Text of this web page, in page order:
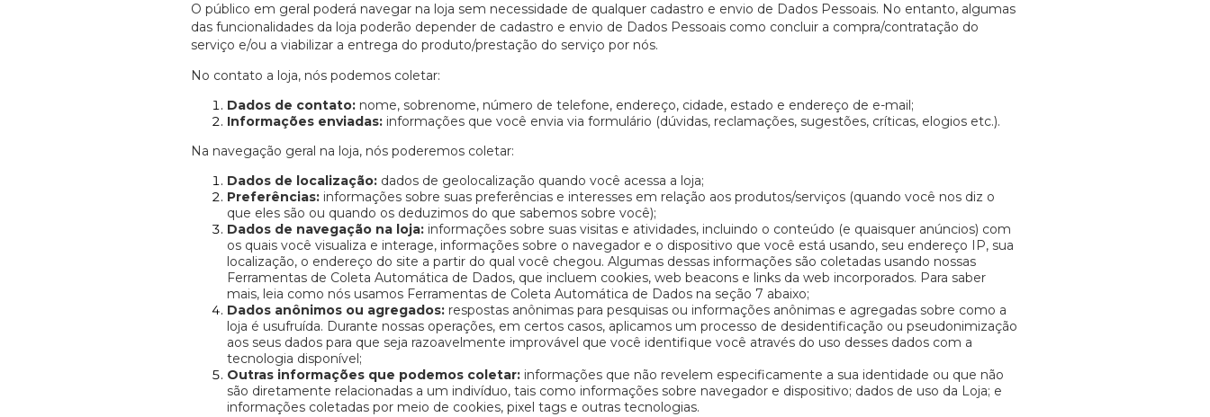
O público em geral poderá navegar na loja sem necessidade de qualquer cadastro e envio de Dados Pessoais. No entanto, algumas
das funcionalidades da loja poderão depender de cadastro e envio de Dados Pessoais como concluir a compra/contratação do
serviço e/ou a viabilizar a entrega do produto/prestação do serviço por nós.
No contato a loja, nós podemos coletar:
Dados de contato: nome, sobrenome, número de telefone, endereço, cidade, estado e endereço de e-mail;
Informações enviadas: informações que você envia via formulário (dúvidas, reclamações, sugestões, críticas, elogios etc.).
Na navegação geral na loja, nós poderemos coletar:
Dados de localização: dados de geolocalização quando você acessa a loja;
Preferências: informações sobre suas preferências e interesses em relação aos produtos/serviços (quando você nos diz o
que eles são ou quando os deduzimos do que sabemos sobre você);
Dados de navegação na loja: informações sobre suas visitas e atividades, incluindo o conteúdo (e quaisquer anúncios) com
os quais você visualiza e interage, informações sobre o navegador e o dispositivo que você está usando, seu endereço IP, sua
localização, o endereço do site a partir do qual você chegou. Algumas dessas informações são coletadas usando nossas
Ferramentas de Coleta Automática de Dados, que incluem cookies, web beacons e links da web incorporados. Para saber
mais, leia como nós usamos Ferramentas de Coleta Automática de Dados na seção 7 abaixo;
Dados anônimos ou agregados: respostas anônimas para pesquisas ou informações anônimas e agregadas sobre como a
loja é usufruída. Durante nossas operações, em certos casos, aplicamos um processo de desidentificação ou pseudonimização
aos seus dados para que seja razoavelmente improvável que você identifique você através do uso desses dados com a
tecnologia disponível;
Outras informações que podemos coletar: informações que não revelem especificamente a sua identidade ou que não
são diretamente relacionadas a um indivíduo, tais como informações sobre navegador e dispositivo; dados de uso da Loja; e
informações coletadas por meio de cookies, pixel tags e outras tecnologias.